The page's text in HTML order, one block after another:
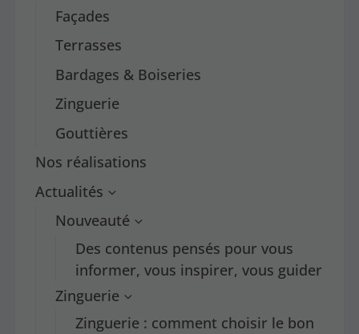
Façades
Terrasses
Bardages & Boiseries
Zinguerie
Gouttières
Nos réalisations
Actualités
Nouveauté
Des contenus pensés pour vous
informer, vous inspirer, vous guider
Zinguerie
Zinguerie : comment choisir le bon